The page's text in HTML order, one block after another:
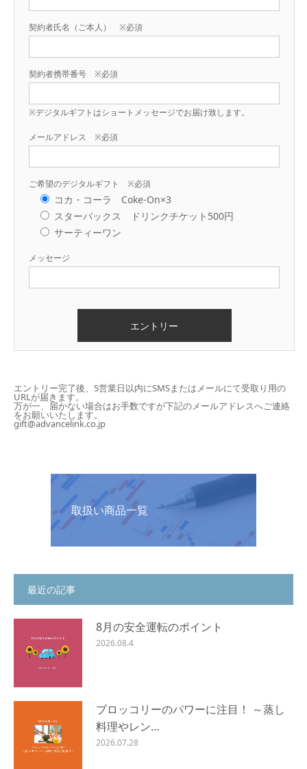
契約者氏名（ご本人） ※必須
契約者携帯番号 ※必須
※デジタルギフトはショートメッセージでお届け致します。
メールアドレス ※必須
ご希望のデジタルギフト ※必須
コカ・コーラ Coke-On×3
スターバックス ドリンクチケット500円
サーティーワン
メッセージ
エントリー完了後、5営業日以内にSMSまたはメールにて受取り用の
URLが届きます。
万が一、届かない場合はお手数ですが下記のメールアドレスへご連絡
をお願いいたします。
gift@advancelink.co.jp
取扱い商品一覧
最近の記事
8月の安全運転のポイント
2026.08.4
ブロッコリーのパワーに注目！ ～蒸し
料理やレン…
2026.07.28